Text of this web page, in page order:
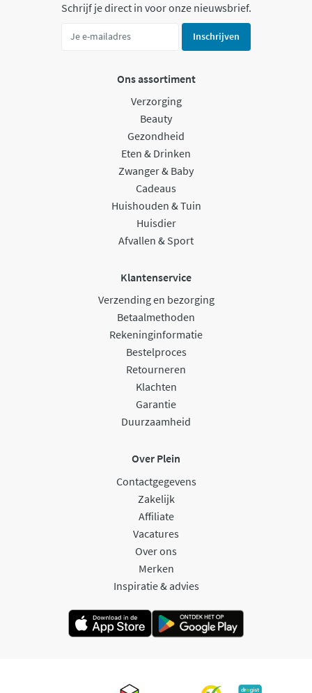
Schrijf je direct in voor onze nieuwsbrief.
Inschrijven
Ons assortiment
Verzorging
Beauty
Gezondheid
Eten & Drinken
Zwanger & Baby
Cadeaus
Huishouden & Tuin
Huisdier
Afvallen & Sport
Klantenservice
Verzending en bezorging
Betaalmethoden
Rekeninginformatie
Bestelproces
Retourneren
Klachten
Garantie
Duurzaamheid
Over Plein
Contactgegevens
Zakelijk
Affiliate
Vacatures
Over ons
Merken
Inspiratie & advies